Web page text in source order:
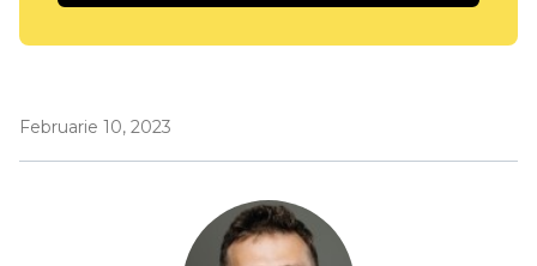
Februarie 10, 2023